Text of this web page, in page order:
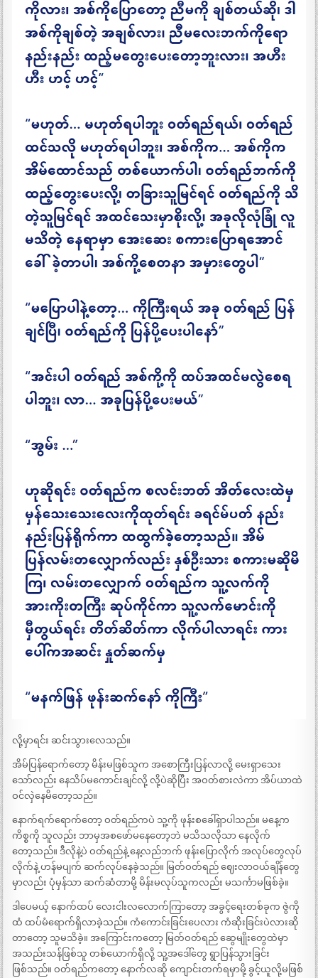
လို့မှာရင်း ဆင်းသွားလေသည်။
အိမ်ပြန်ရောက်တော့ မိန်းမဖြစ်သူက အစောကြီးပြန်လာလို့ မေးရှာသေး
သော်လည်း နေသိပ်မကောင်းချင်လို့ လို့ပဲဆိုပြီး အဝတ်စားလဲကာ အိပ်ယာထဲ
ဝင်လှဲနေမိတော့သည်။
နောက်ရက်ရောက်တော့ ဝတ်ရည်ကပဲ သူ့ကို ဖုန်းစခေါ်ရှာပါသည်။ မနေ့က
ကိစ္စကို သူလည်း ဘာမှအစဖော်မနေတော့ဘဲ မသိသလိုသာ နေလိုက်
တော့သည်။ ဒီလိုနဲ့ပဲ ဝတ်ရည်နဲ့ နေ့လည်ဘက် ဖုန်းပြောလိုက် အလုပ်တွေလုပ်
လိုက်နဲ့ ဟန်မပျက် ဆက်လုပ်နေခဲ့သည်။ မြတ်ဝတ်ရည် ဈေးလာဝယ်ချိန်တွေ
မှာလည်း ပုံမှန်သာ ဆက်ဆံတာမို့ မိန်းမလုပ်သူကလည်း မသင်္ကာမဖြစ်ခဲ့။
ဒါပေမယ့် နောက်ထပ် လေးငါးလလောက်ကြာတော့ အခွင့်ရေးတစ်ခုက ဇွဲကို
ထံ ထပ်မံရောက်ရှိလာခဲ့သည်။ ကံကောင်းခြင်းပေလား ကံဆိုးခြင်းပဲလားဆို
တာတော့ သူမသိခဲ့။ အကြောင်းကတော့ မြတ်ဝတ်ရည် ဆွေမျိုးတွေထဲမှာ
အသည်းသန်ဖြစ်သူ တစ်ယောက်ရှိလို့ သူ့အဒေါ်တွေ ရွာပြန်သွားခြင်း
ဖြစ်သည်။ ဝတ်ရည်ကတော့ နောက်လဆို ကျောင်းတက်ရမှာမို့ ခွင့်ယူလို့မဖြစ်